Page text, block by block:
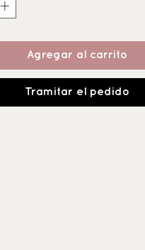
Agregar al carrito
Tramitar el pedido